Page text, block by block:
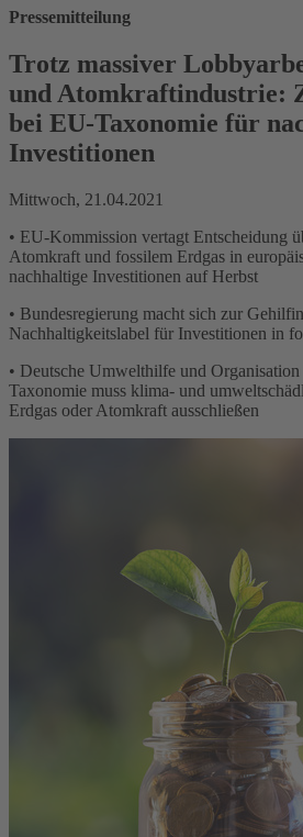
Pressemitteilung
Trotz massiver
und Atomkraftindustrie:
bei EU-Taxonomie für
Investitionen
Mittwoch, 21.04.2021
• EU-Kommission vertagt Entscheidung
Atomkraft und fossilem Erdgas in
nachhaltige Investitionen auf Herbst
• Bundesregierung macht sich zur
Nachhaltigkeitslabel für Investitionen in
• Deutsche Umwelthilfe und Organisation
Taxonomie muss klima- und
Erdgas oder Atomkraft ausschließen